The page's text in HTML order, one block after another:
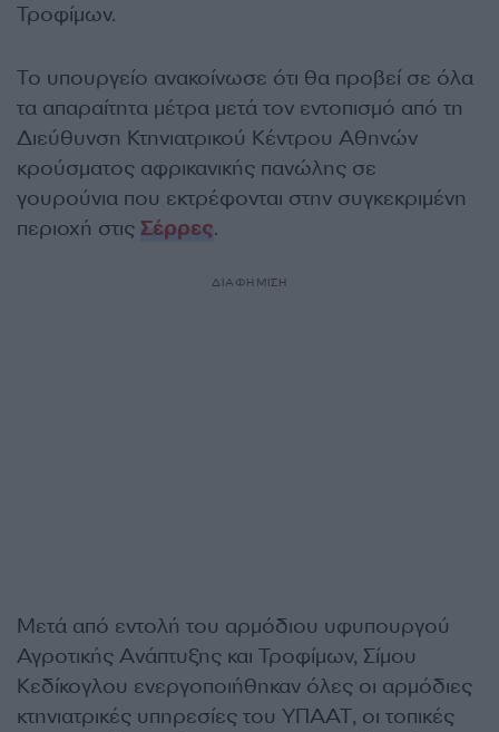
Τροφίμων.
Το υπουργείο ανακοίνωσε ότι θα προβεί σε όλα
τα απαραίτητα μέτρα μετά τον εντοπισμό από τη
Διεύθυνση Κτηνιατρικού Κέντρου Αθηνών
κρούσματος αφρικανικής πανώλης σε
γουρούνια που εκτρέφονται στην συγκεκριμένη
περιοχή στις Σέρρες.
ΔΙΑΦΗΜΙΣΗ
Μετά από εντολή του αρμόδιου υφυπουργού
Αγροτικής Ανάπτυξης και Τροφίμων, Σίμου
Κεδίκογλου ενεργοποιήθηκαν όλες οι αρμόδιες
κτηνιατρικές υπηρεσίες του ΥΠΑΑΤ, οι τοπικές